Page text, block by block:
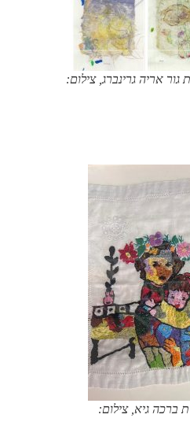
גור אריה גרינברג, צילום:
ברכה גיא, צילום: